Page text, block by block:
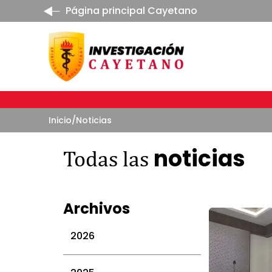
Página principal Cayetano
Inicio/Noticias
Todas las noticias
Archivos
2026